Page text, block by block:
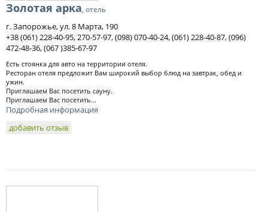
Золотая арка, отель
г. Запорожье, ул. 8 Марта, 190
+38 (061) 228-40-95, 270-57-97, (098) 070-40-24, (061) 228-40-87, (096)
472-48-36, (067 )385-67-97
Есть стоянка для авто на территории отеля.
Ресторан отеля предложит Вам широкий выбор блюд на завтрак, обед и
ужин.
Приглашаем Вас посетить сауну.
Приглашаем Вас посетить...
Подробная информация
добавить отзыв